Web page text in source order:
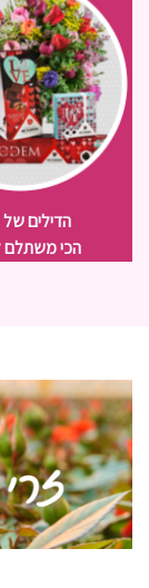
הדילים
הכי משתלם